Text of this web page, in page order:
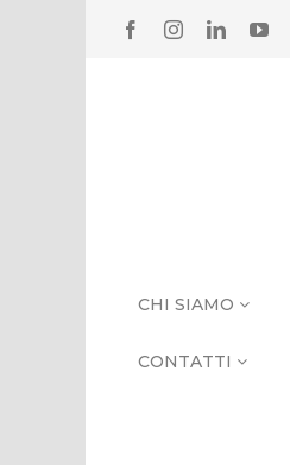
FACEBOOK
INSTAGRAM
CHI SIAMO
CONTATTI